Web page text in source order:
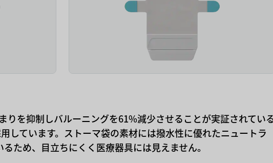
りを抑制しバルーニングを61%減少させることが実証されてい
しています。ストーマ袋の素材には撥水性に優れたニュートラ
ため、目立ちにくく医療器具には見えません。